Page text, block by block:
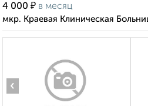
4 000 ₽ в месяц
мкр. Краевая Клиническая
‹